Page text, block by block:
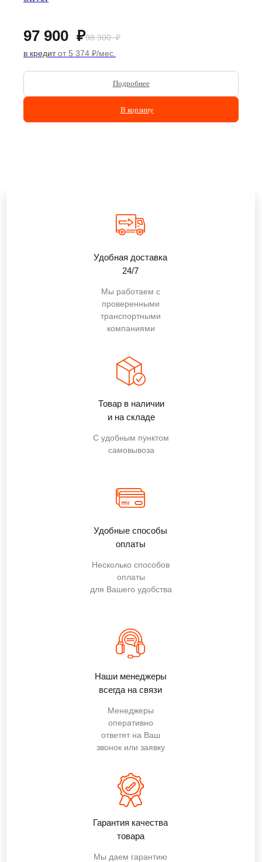
97 900 ₽98 900 ₽
в кредитот 5 374 ₽/мес.
Подробнее
В корзину
Удобная доставка
24/7
Товар в наличии
и на складе
Удобные способы
оплаты
Гарантия качества
товара
Наши менеджеры
всегда на связи
Мы работаем с
проверенными
транспортными
компаниями
С удобным пунктом
самовывоза
Несколько способов
оплаты
для Вашего удобства
Мы даем гарантию
Менеджеры
оперативно
ответят на Ваш
звонок или заявку